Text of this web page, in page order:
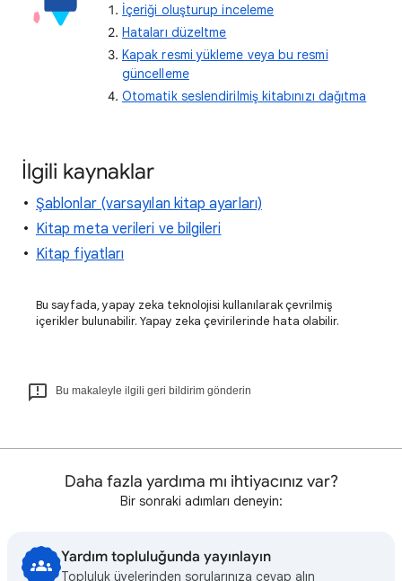
İçeriği oluşturup inceleme
Hataları düzeltme
Kapak resmi yükleme veya bu resmi
güncelleme
Otomatik seslendirilmiş kitabınızı dağıtma
İlgili kaynaklar
Şablonlar (varsayılan kitap ayarları)
Kitap meta verileri ve bilgileri
Kitap fiyatları
Bu sayfada, yapay zeka teknolojisi kullanılarak çevrilmiş
içerikler bulunabilir. Yapay zeka çevirilerinde hata olabilir.
Bu makaleyle ilgili geri bildirim gönderin
Daha fazla yardıma mı ihtiyacınız var?
Bir sonraki adımları deneyin:
Yardım topluluğunda yayınlayın
Topluluk üyelerinden sorularınıza cevap alın